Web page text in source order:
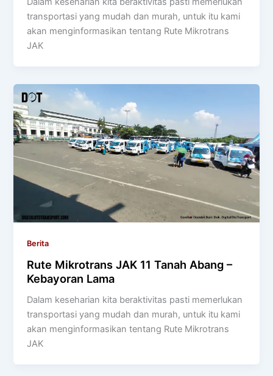
transportasi yang mudah dan murah, untuk itu kami
akan menginformasikan tentang Rute Mikrotrans
JAK
Berita
Rute Mikrotrans JAK 11 Tanah Abang –
Kebayoran Lama
Dalam keseharian kita beraktivitas pasti memerlukan
transportasi yang mudah dan murah, untuk itu kami
akan menginformasikan tentang Rute Mikrotrans
JAK